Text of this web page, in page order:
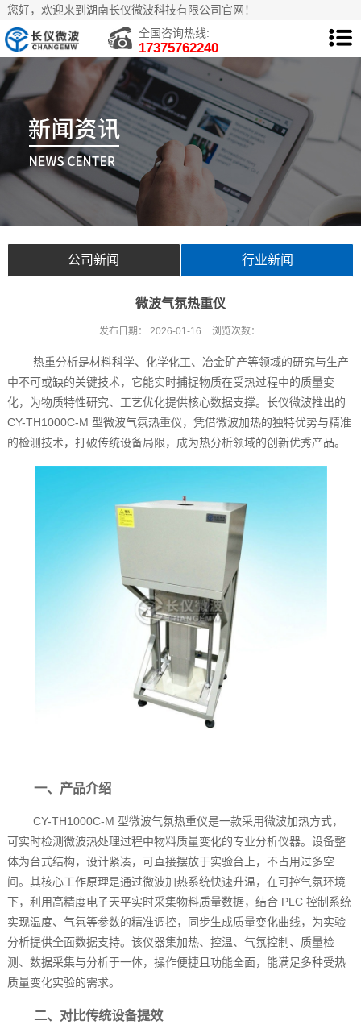
您好，欢迎来到湖南长仪微波科技有限公司官网！
全国咨询热线:
17375762240
公司新闻 行业新闻
微波气氛热重仪
发布日期： 2026-01-16 浏览次数：
热重分析是材料科学、化学化工、冶金矿产等领域的研究与生产
中不可或缺的关键技术，它能实时捕捉物质在受热过程中的质量变
化，为物质特性研究、工艺优化提供核心数据支撑。长仪微波推出的
CY-TH1000C-M 型微波气氛热重仪，凭借微波加热的独特优势与精准
的检测技术，打破传统设备局限，成为热分析领域的创新优秀产品。
一、产品介绍
CY-TH1000C-M 型微波气氛热重仪是一款采用微波加热方式，
可实时检测微波热处理过程中物料质量变化的专业分析仪器。设备整
体为台式结构，设计紧凑，可直接摆放于实验台上，不占用过多空
间。其核心工作原理是通过微波加热系统快速升温，在可控气氛环境
下，利用高精度电子天平实时采集物料质量数据，结合 PLC 控制系统
实现温度、气氛等参数的精准调控，同步生成质量变化曲线，为实验
分析提供全面数据支持。该仪器集加热、控温、气氛控制、质量检
测、数据采集与分析于一体，操作便捷且功能全面，能满足多种受热
质量变化实验的需求。
二、对比传统设备提效